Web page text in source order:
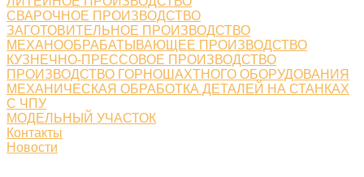
СВАРОЧНОЕ ПРОИЗВОДСТВО
ЗАГОТОВИТЕЛЬНОЕ ПРОИЗВОДСТВО
МЕХАНООБРАБАТЫВАЮЩЕЕ ПРОИЗВОДСТВО
КУЗНЕЧНО-ПРЕССОВОЕ ПРОИЗВОДСТВО
ПРОИЗВОДСТВО ГОРНОШАХТНОГО ОБОРУДОВАНИЯ
МЕХАНИЧЕСКАЯ ОБРАБОТКА ДЕТАЛЕЙ НА СТАНКАХ
С ЧПУ
МОДЕЛЬНЫЙ УЧАСТОК
Контакты
Новости